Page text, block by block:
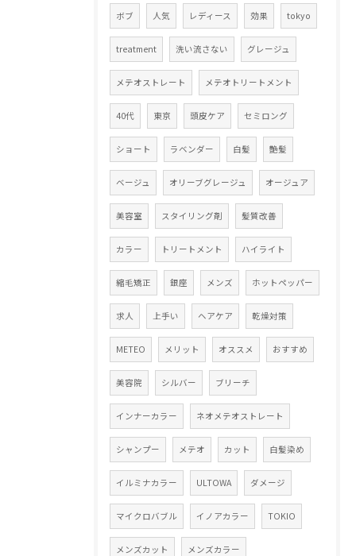
ボブ 人気 レディース 効果 tokyo
treatment 洗い流さない グレージュ
メテオストレート メテオトリートメント
40代 東京 頭皮ケア セミロング
ショート ラベンダー 白髪 艶髪
ベージュ オリーブグレージュ オージュア
美容室 スタイリング剤 髪質改善
カラー トリートメント ハイライト
縮毛矯正 銀座 メンズ ホットペッパー
求人 上手い ヘアケア 乾燥対策
METEO メリット オススメ おすすめ
美容院 シルバー ブリーチ
インナーカラー ネオメテオストレート
シャンプー メテオ カット 白髪染め
イルミナカラー ULTOWA ダメージ
マイクロバブル イノアカラー TOKIO
メンズカット メンズカラー